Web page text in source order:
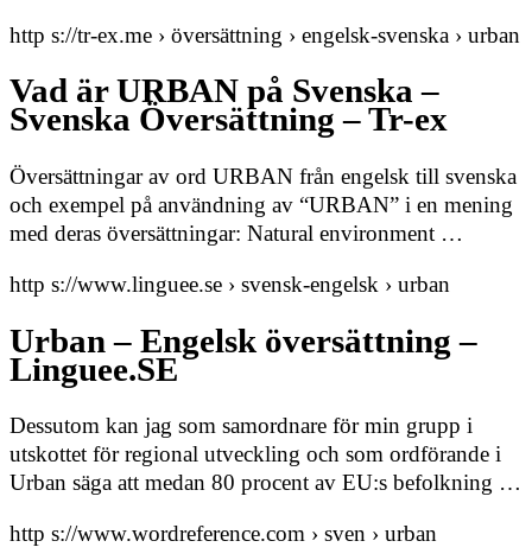
http s://tr-ex.me › översättning › engelsk-svenska › urban
Vad är URBAN på Svenska –
Svenska Översättning – Tr-ex
Översättningar av ord URBAN från engelsk till svenska
och exempel på användning av “URBAN” i en mening
med deras översättningar: Natural environment …
http s://www.linguee.se › svensk-engelsk › urban
Urban – Engelsk översättning –
Linguee.SE
Dessutom kan jag som samordnare för min grupp i
utskottet för regional utveckling och som ordförande i
Urban säga att medan 80 procent av EU:s befolkning …
http s://www.wordreference.com › sven › urban